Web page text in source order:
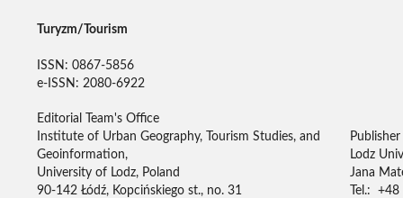
Turyzm/Tourism
ISSN: 0867-5856
e-ISSN: 2080-6922
Editorial Team's Office
Institute of Urban Geography, Tourism Studies, and
Geoinformation,
University of Lodz, Poland
90-142 Łódź, Kopcińskiego st., no. 31
Publisher
Lodz
Jana
Tel.: